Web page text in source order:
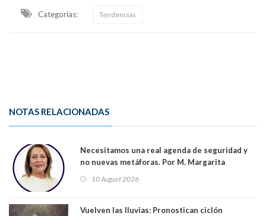
Categorias: Tendencias
NOTAS RELACIONADAS
Necesitamos una real agenda de seguridad y
no nuevas metáforas. Por M. Margarita
10 August 2026
Vuelven las lluvias: Pronostican ciclón